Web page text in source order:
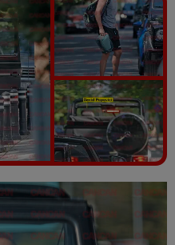
Vezi galeria foto
10 poze